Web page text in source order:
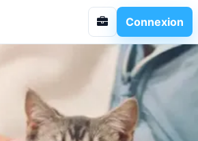
Connexion